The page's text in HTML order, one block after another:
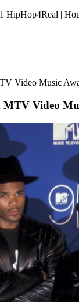
Video Music
MTV Video
HipHop4Real |